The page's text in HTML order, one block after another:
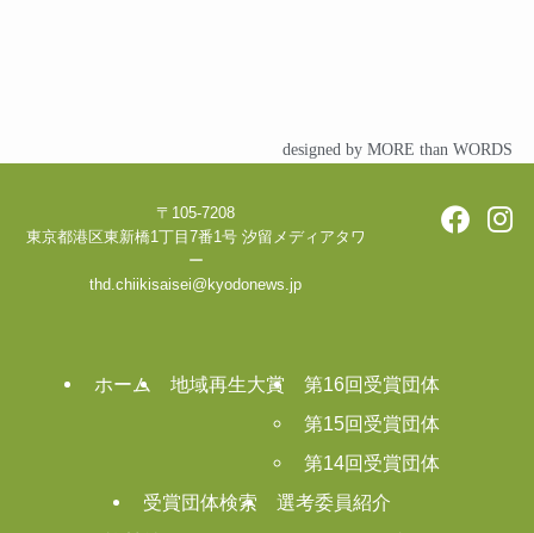
designed by MORE than WORDS
〒105-7208
東京都港区東新橋1丁目7番1号 汐留メディアタワ
ー
thd.chiikisaisei@kyodonews.jp
ホーム 地域再生大賞
第16回受賞団体
第15回受賞団体
第14回受賞団体
受賞団体検索
選考委員紹介